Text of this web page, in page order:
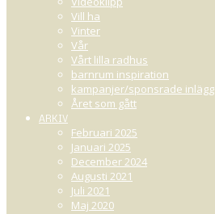
Vill ha
Vinter
Vår
Vårt lilla radhus
barnrum inspiration
kampanjer/sponsrade inlägg
Året som gått
ARKIV
Februari 2025
Januari 2025
December 2024
Augusti 2021
Juli 2021
Maj 2020